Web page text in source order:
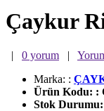
Çaykur
| 0 yorum |
Marka: :
Ürün Kodu: :
Stok Durumu: